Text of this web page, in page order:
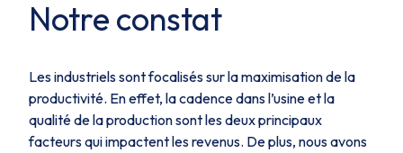
Notre constat
Les industriels sont focalisés sur la maximisation de la
productivité. En effet, la cadence dans l’usine et la
qualité de la production sont les deux principaux
facteurs qui impactent les revenus. De plus, nous avons